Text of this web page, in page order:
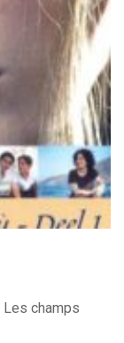
Les champs